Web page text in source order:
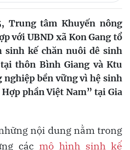
Trung tâm Khuyến nông
với UBND xã Kon Gang tổ
sinh kế chăn nuôi dê sinh
thôn Bình Giang và Ktu
nghiệp bền vững vì hệ sinh
phần Việt Nam” tại Gia
nội dung nằm trong
các mô hình sinh kế